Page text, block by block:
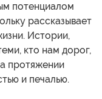
потенциалом
рассказывает
Истории,
кто нам дорог,
протяжении
и печалью.